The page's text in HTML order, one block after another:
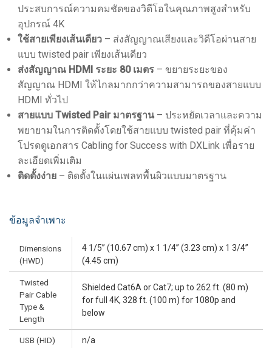
ประสบการณ์ความคมชัดของวิดีโอในคุณภาพสูงสำหรับ
อุปกรณ์ 4K
ใช้สายเพียงเส้นเดียว – ส่งสัญญาณเสียงและวิดีโอผ่านสาย
แบบ twisted pair เพียงเส้นเดียว
ส่งสัญญาณ HDMI ระยะ 80 เมตร – ขยายระยะของ
สัญญาณ HDMI ให้ไกลมากกว่าความสามารถของสายแบบ
HDMI ทั่วไป
สายแบบ Twisted Pair มาตรฐาน– ประหยัดเวลาและความ
พยายามในการติดตั้งโดยใช้สายแบบ twisted pair ที่คุ้มค่า
โปรดดูเอกสาร Cabling for Success with DXLink เพื่อราย
ละเอียดเพิ่มเติม
ติดตั้งง่าย – ติดตั้งในแผ่นเพลทพื้นผิวแบบมาตรฐาน
ข้อมูลจำเพาะ
Dimensions
(HWD)
4 1/5” (10.67 cm) x 1 1/4” (3.23 cm) x 1 3/4”
(4.45 cm)
Twisted
Pair Cable
Type &
Length
Shielded Cat6A or Cat7; up to 262 ft. (80 m)
for full 4K, 328 ft. (100 m) for 1080p and
below
USB (HID) n/a